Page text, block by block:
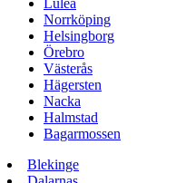
Luleå
Norrköping
Helsingborg
Örebro
Västerås
Hägersten
Nacka
Halmstad
Bagarmossen
Blekinge